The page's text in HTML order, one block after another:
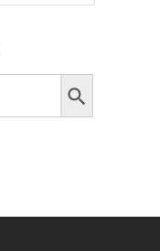
Search Button